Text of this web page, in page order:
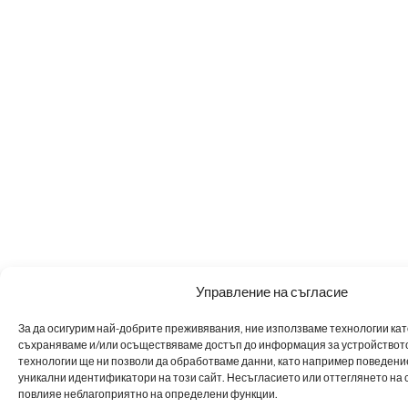
Управление на съгласие
За да осигурим най-добрите преживявания, ние използваме технологии
съхраняваме и/или осъществяваме достъп до информация за
технологии ще ни позволи да обработваме данни, като например
уникални идентификатори на този сайт. Несъгласието или оттеглянето на
повлияе неблагоприятно на определени функции.